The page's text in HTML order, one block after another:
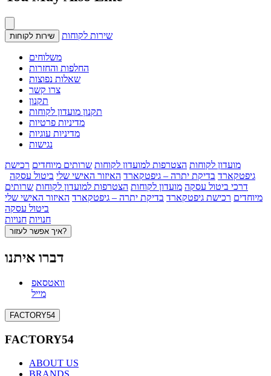
שירות לקוחות שירות לקוחות
משלוחים
החלפות והחזרות
שאלות נפוצות
צרו קשר
תקנון
תקנון מועדון לקוחות
מדיניות פרטיות
מדיניות עוגיות
נגישות
מועדון לקוחות הצטרפות למועדון לקוחות שרותים מיוחדים רכישת
גיפטקארד בדיקת יתרה – גיפטקארד האיזור האישי שלי ביטול עסקה
דרכי ביטול עסקה מועדון לקוחות הצטרפות למועדון לקוחות שרותים
מיוחדים רכישת גיפטקארד בדיקת יתרה – גיפטקארד האיזור האישי שלי
ביטול עסקה
חנויות חנויות
איך אפשר לעזור?
דברו איתנו
וואטסאפ
מייל
FACTORY54
FACTORY54
ABOUT US
BRANDS